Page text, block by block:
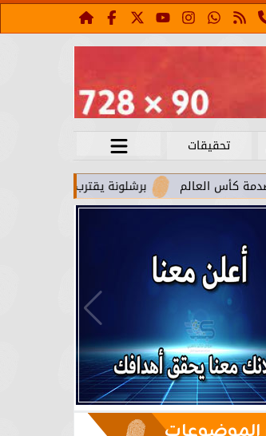
تحقيقات
برشلونة يقترب من استعادة جواو